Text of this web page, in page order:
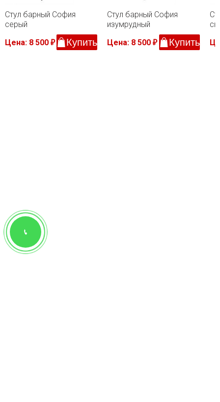
Стул барный София
серый
Цена: 8 500 ₽ Купить
Стул барный София
изумрудный
Цена: 8 500₽ Купить